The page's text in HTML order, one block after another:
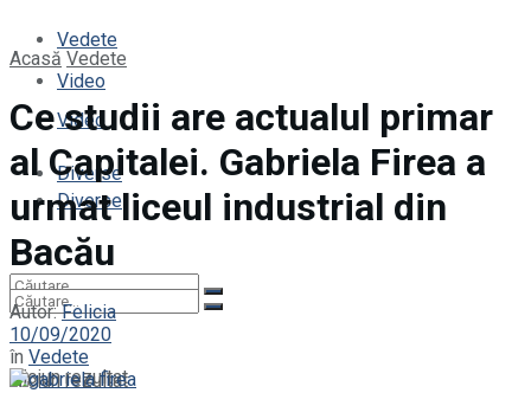
Video
Diverse
Niciun rezultat
Vedete
Video
Diverse
Niciun rezultat
Acasă Vedete
Ce studii are actualul primar
al Capitalei. Gabriela Firea a
urmat liceul industrial din
Bacău
Autor: Felicia
10/09/2020
în Vedete